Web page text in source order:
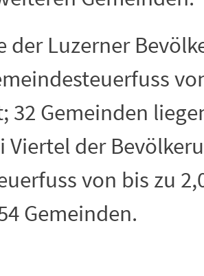
der Luzerner
32 Gemeinden
Viertel der
von bis zu
Gemeinden.